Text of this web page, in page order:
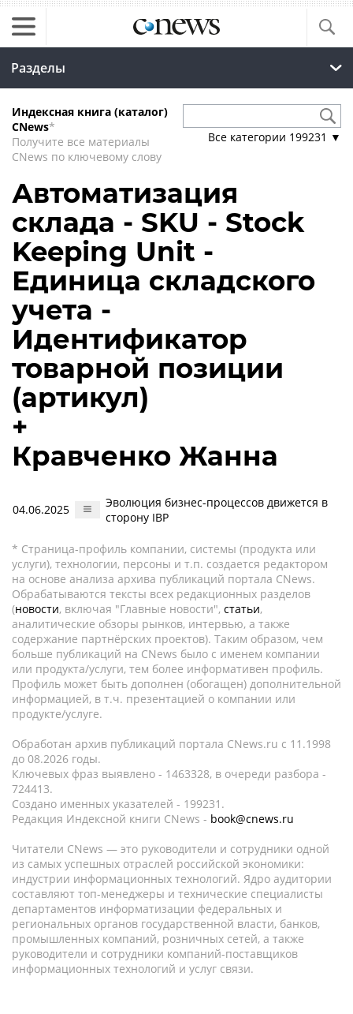
Разделы
Индексная книга (каталог)
CNews*
Получите все материалы
CNews по ключевому слову
Все категории 199231 ▼
Автоматизация
склада - SKU - Stock
Keeping Unit -
Единица складского
учета -
Идентификатор
товарной позиции
(артикул)
+
Кравченко Жанна
04.06.2025
Эволюция бизнес-процессов движется в
сторону IBP
* Страница-профиль компании, системы (продукта или
услуги), технологии, персоны и т.п. создается редактором
на основе анализа архива публикаций портала CNews.
Обрабатываются тексты всех редакционных разделов
(новости, включая "Главные новости", статьи,
аналитические обзоры рынков, интервью, а также
содержание партнёрских проектов). Таким образом, чем
больше публикаций на CNews было с именем компании
или продукта/услуги, тем более информативен профиль.
Профиль может быть дополнен (обогащен) дополнительной
информацией, в т.ч. презентацией о компании или
продукте/услуге.
Обработан архив публикаций портала CNews.ru c 11.1998
до 08.2026 годы.
Ключевых фраз выявлено - 1463328, в очереди разбора -
724413.
Создано именных указателей - 199231.
Редакция Индексной книги CNews - book@cnews.ru
Читатели CNews — это руководители и сотрудники одной
из самых успешных отраслей российской экономики:
индустрии информационных технологий. Ядро аудитории
составляют топ-менеджеры и технические специалисты
департаментов информатизации федеральных и
региональных органов государственной власти, банков,
промышленных компаний, розничных сетей, а также
руководители и сотрудники компаний-поставщиков
информационных технологий и услуг связи.